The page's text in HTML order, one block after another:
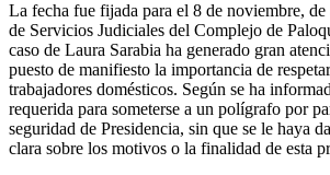
La fecha fue fijada para el 8 de noviembre,
de Servicios Judiciales del Complejo de
caso de Laura Sarabia ha generado gran
puesto de manifiesto la importancia de
trabajadores domésticos. Según se ha
requerida para someterse a un polígrafo por
seguridad de Presidencia, sin que se le haya
clara sobre los motivos o la finalidad de esta